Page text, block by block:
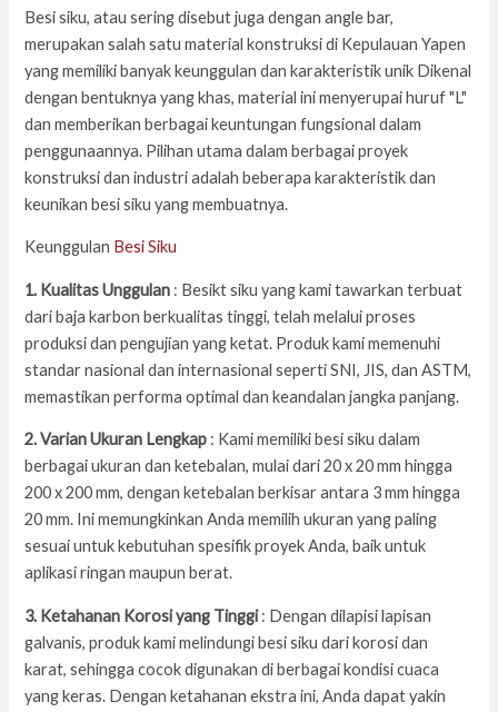
Besi siku, atau sering disebut juga dengan angle bar,
merupakan salah satu material konstruksi di Kepulauan Yapen
yang memiliki banyak keunggulan dan karakteristik unik Dikenal
dengan bentuknya yang khas, material ini menyerupai huruf "L"
dan memberikan berbagai keuntungan fungsional dalam
penggunaannya. Pilihan utama dalam berbagai proyek
konstruksi dan industri adalah beberapa karakteristik dan
keunikan besi siku yang membuatnya.
Keunggulan Besi Siku
1. Kualitas Unggulan : Besikt siku yang kami tawarkan terbuat
dari baja karbon berkualitas tinggi, telah melalui proses
produksi dan pengujian yang ketat. Produk kami memenuhi
standar nasional dan internasional seperti SNI, JIS, dan ASTM,
memastikan performa optimal dan keandalan jangka panjang.
2. Varian Ukuran Lengkap : Kami memiliki besi siku dalam
berbagai ukuran dan ketebalan, mulai dari 20 x 20 mm hingga
200 x 200 mm, dengan ketebalan berkisar antara 3 mm hingga
20 mm. Ini memungkinkan Anda memilih ukuran yang paling
sesuai untuk kebutuhan spesifik proyek Anda, baik untuk
aplikasi ringan maupun berat.
3. Ketahanan Korosi yang Tinggi: Dengan dilapisi lapisan
galvanis, produk kami melindungi besi siku dari korosi dan
karat, sehingga cocok digunakan di berbagai kondisi cuaca
yang keras. Dengan ketahanan ekstra ini, Anda dapat yakin